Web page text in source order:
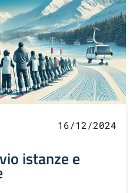
16/12/2024
istanze e